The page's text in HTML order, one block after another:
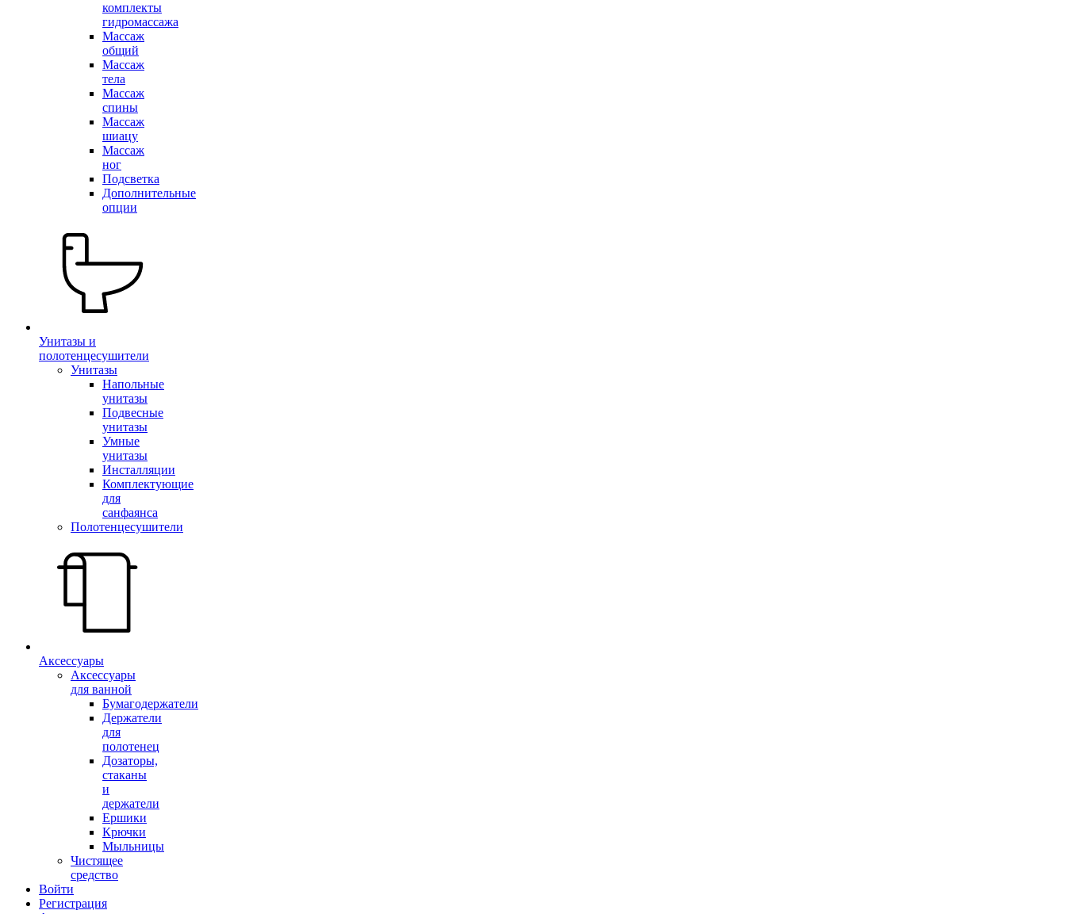
комплекты
гидромассажа
Массаж
общий
Массаж
тела
Массаж
спины
Массаж
шиацу
Массаж
ног
Подсветка
Дополнительные
опции
Унитазы и
полотенцесушители
Унитазы
Напольные
унитазы
Подвесные
унитазы
Умные
унитазы
Инсталляции
Комплектующие
для
санфаянса
Полотенцесушители
Аксессуары
Аксессуары
для ванной
Бумагодержатели
Держатели
для
полотенец
Дозаторы,
стаканы
и
держатели
Ершики
Крючки
Мыльницы
Чистящее
средство
Войти
Регистрация